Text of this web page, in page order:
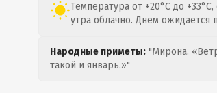
Температура от +20°C до
утра облачно. Днем ожидается
Народные приметы: "Мирона.
такой и январь.»"